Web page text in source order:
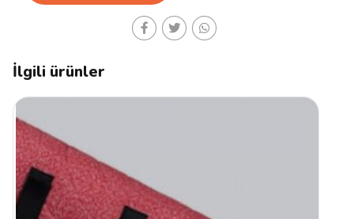
İlgili ürünler